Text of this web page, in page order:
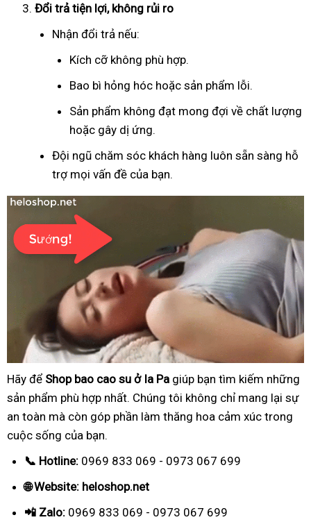
Đổi trả tiện lợi, không rủi ro
Nhận đổi trả nếu:
Kích cỡ không phù hợp.
Bao bì hỏng hóc hoặc sản phẩm lỗi.
Sản phẩm không đạt mong đợi về chất lượng
hoặc gây dị ứng.
Đội ngũ chăm sóc khách hàng luôn sẵn sàng hỗ
trợ mọi vấn đề của bạn.
Hãy để Shop bao cao su ở Ia Pa giúp bạn tìm kiếm những
sản phẩm phù hợp nhất. Chúng tôi không chỉ mang lại sự
an toàn mà còn góp phần làm thăng hoa cảm xúc trong
cuộc sống của bạn.
📞 Hotline: 0969 833 069 - 0973 067 699
🌐 Website: heloshop.net
📲 Zalo: 0969 833 069 - 0973 067 699